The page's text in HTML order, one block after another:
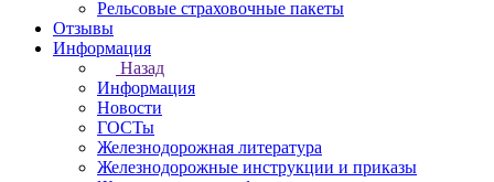
Рельсовые страховочные пакеты
Отзывы
Информация
Назад
Информация
Новости
ГОСТы
Железнодорожная литература
Железнодорожные инструкции и приказы